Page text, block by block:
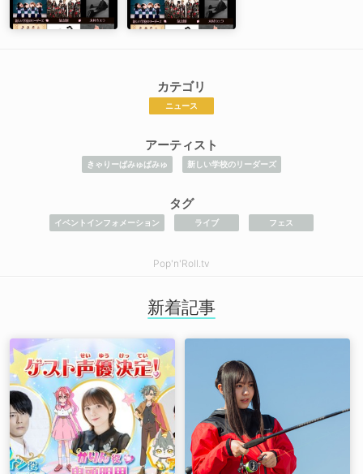
カテゴリ
ニュース
アーティスト
きゃりーぱみゅぱみゅ 新しい学校のリーダーズ
タグ
イベントインフォメーション ライブ フェス
Pop'n'Roll.tv
新着記事